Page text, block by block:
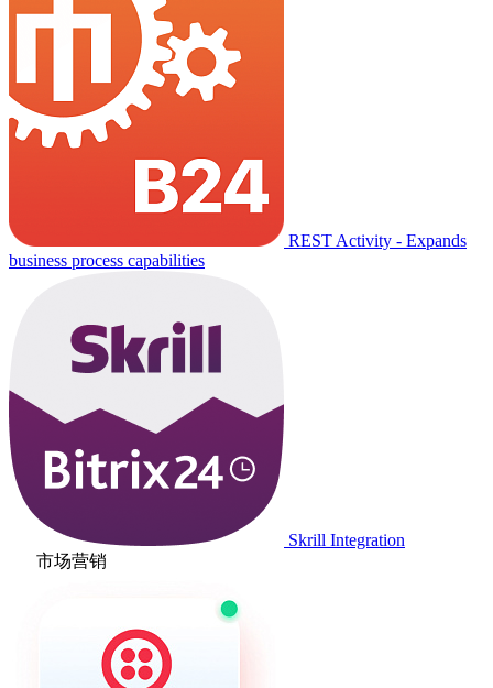
REST Activity - Expands
business process capabilities
Skrill Integration
市场营销